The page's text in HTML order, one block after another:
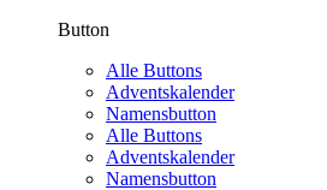
Button
Alle Buttons
Adventskalender
Namensbutton
Alle Buttons
Adventskalender
Namensbutton